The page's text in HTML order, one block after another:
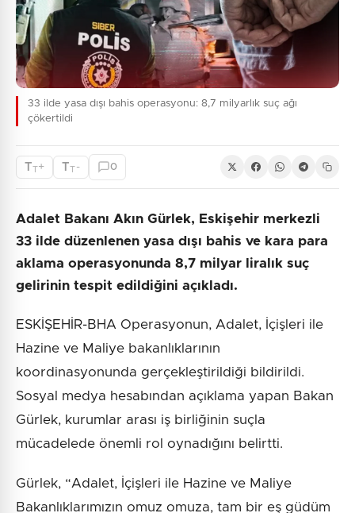
33 ilde yasa dışı bahis operasyonu: 8,7 milyarlık suç ağı
çökertildi
TT+ TT - 0
Adalet Bakanı Akın Gürlek, Eskişehir merkezli
33 ilde düzenlenen yasa dışı bahis ve kara para
aklama operasyonunda 8,7 milyar liralık suç
gelirinin tespit edildiğini açıkladı.
ESKİŞEHİR-BHA Operasyonun, Adalet, İçişleri ile
Hazine ve Maliye bakanlıklarının
koordinasyonunda gerçekleştirildiği bildirildi.
Sosyal medya hesabından açıklama yapan Bakan
Gürlek, kurumlar arası iş birliğinin suçla
mücadelede önemli rol oynadığını belirtti.
Gürlek, “Adalet, İçişleri ile Hazine ve Maliye
Bakanlıklarımızın omuz omuza, tam bir eş güdüm